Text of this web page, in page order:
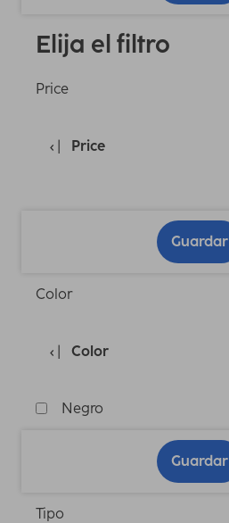
Elija el filtro
Price
Price
Guardar
Color
Color
Negro
Guardar
Tipo